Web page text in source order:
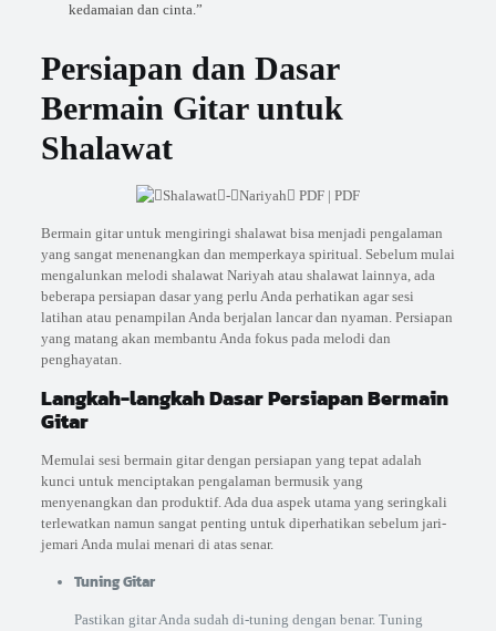
kedamaian dan cinta.”
Persiapan dan Dasar
Bermain Gitar untuk
Shalawat
Bermain gitar untuk mengiringi shalawat bisa menjadi pengalaman
yang sangat menenangkan dan memperkaya spiritual. Sebelum mulai
mengalunkan melodi shalawat Nariyah atau shalawat lainnya, ada
beberapa persiapan dasar yang perlu Anda perhatikan agar sesi
latihan atau penampilan Anda berjalan lancar dan nyaman. Persiapan
yang matang akan membantu Anda fokus pada melodi dan
penghayatan.
Langkah-langkah Dasar Persiapan Bermain
Gitar
Memulai sesi bermain gitar dengan persiapan yang tepat adalah
kunci untuk menciptakan pengalaman bermusik yang
menyenangkan dan produktif. Ada dua aspek utama yang seringkali
terlewatkan namun sangat penting untuk diperhatikan sebelum jari-
jemari Anda mulai menari di atas senar.
Tuning Gitar
Pastikan gitar Anda sudah di-tuning dengan benar. Tuning